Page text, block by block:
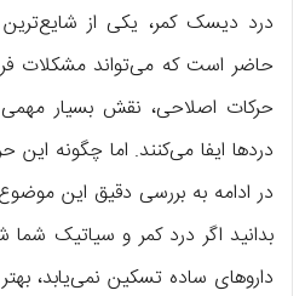
درد دیسک کمر، یکی از
حاضر است که می‌تواند مشکلات
حرکات اصلاحی، نقش بسیار
دردها ایفا می‌کنند. اما چگونه
در ادامه به بررسی دقیق این
بدانید اگر درد کمر و سیاتیک
داروهای ساده تسکین نمی‌یابد،